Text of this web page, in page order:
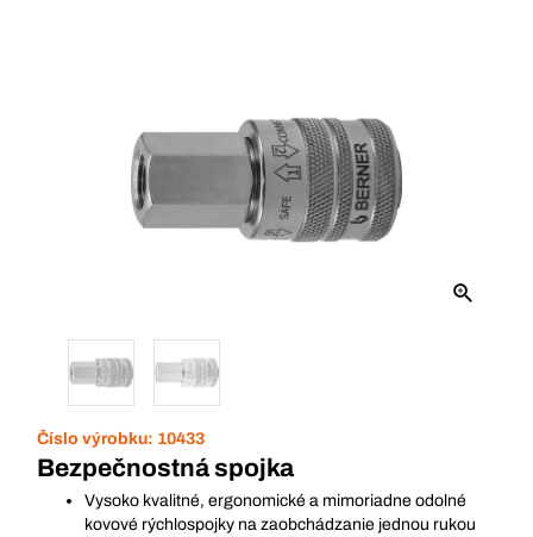
Číslo výrobku: 10433
Bezpečnostná spojka
Vysoko kvalitné, ergonomické a mimoriadne odolné
kovové rýchlospojky na zaobchádzanie jednou rukou